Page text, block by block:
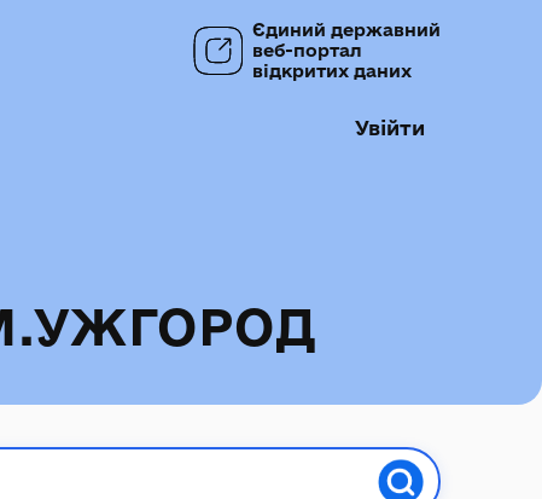
Єдиний державний
веб-портал
відкритих даних
Увійти